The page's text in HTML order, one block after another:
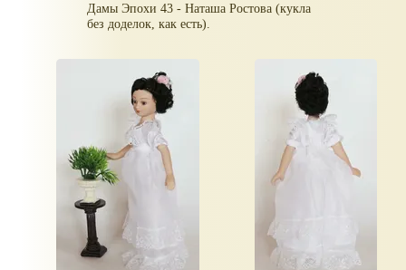
Дамы Эпохи 43 - Наташа Ростова (кукла
без доделок, как есть).